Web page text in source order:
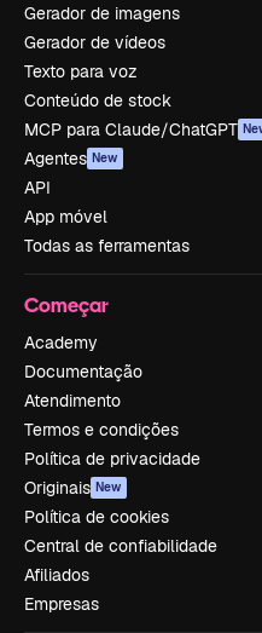
Gerador de imagens
Gerador de vídeos
Texto para voz
Conteúdo de stock
MCP para Claude/ChatGPT
Agentes New
API
App móvel
Todas as ferramentas
Começar
Academy
Documentação
Atendimento
Termos e condições
Política de privacidade
Originais New
Política de cookies
Central de confiabilidade
Afiliados
Empresas